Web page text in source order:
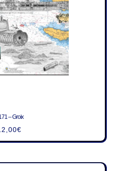
– Groix
€